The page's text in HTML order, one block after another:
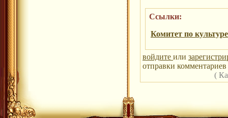
Ссылки:
Комитет по
войдите или
отправки
(